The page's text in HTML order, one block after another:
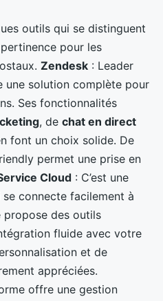
outils qui se distinguent
pour les
Zendesk : Leader
une solution complète pour
Ses fonctionnalités
, de chat en direct
font un choix solide. De
permet une prise en
Cloud : C’est une
connecte facilement à
propose des outils
fluide avec votre
et de
appréciées.
offre une gestion